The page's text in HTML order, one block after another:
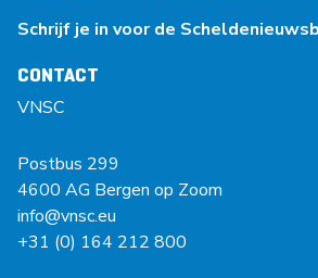
Schrijf je in voor de
CONTACT
VNSC
Postbus 299
4600 AG Bergen op Zoom
info@vnsc.eu
+31 (0) 164 212 800